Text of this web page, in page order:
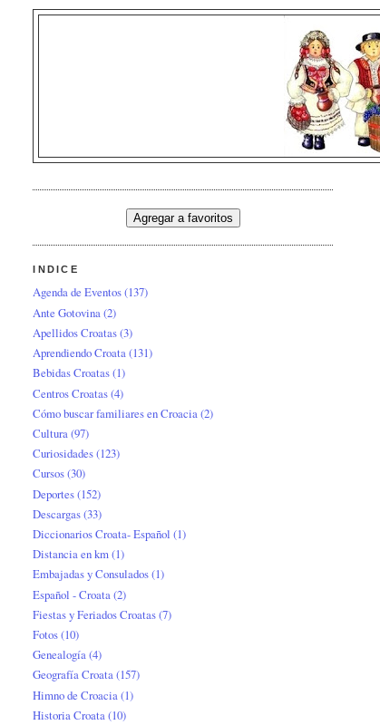
INDICE
Agenda de Eventos(137)
Ante Gotovina(2)
Apellidos Croatas(3)
Aprendiendo Croata(131)
Bebidas Croatas(1)
Centros Croatas(4)
Cómo buscar familiares en Croacia(2)
Cultura(97)
Curiosidades(123)
Cursos(30)
Deportes(152)
Descargas(33)
Diccionarios Croata- Español (1)
Distancia en km(1)
Embajadas y Consulados(1)
Español - Croata (2)
Fiestas y Feriados Croatas(7)
Fotos(10)
Genealogía(4)
Geografía Croata(157)
Himno de Croacia (1)
Historia Croata(10)